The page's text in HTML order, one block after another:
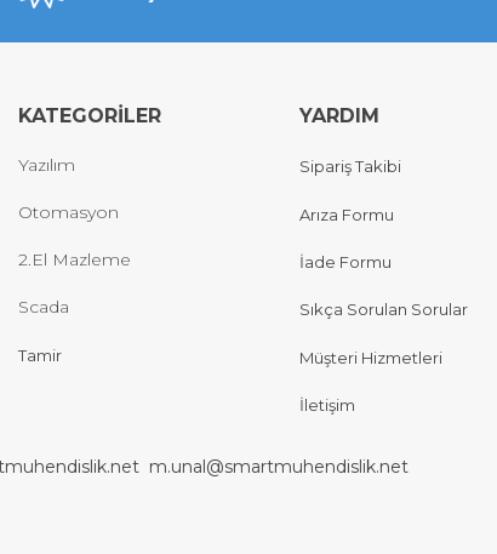
KATEGORİLER
Yazılım
Otomasyon
2.El Mazleme
Scada
Tamir
YARDIM
Sipariş Takibi
Arıza Formu
İade Formu
Sıkça Sorulan Sorular
Müşteri Hizmetleri
İletişim
m.unal@smartmuhendislik.net